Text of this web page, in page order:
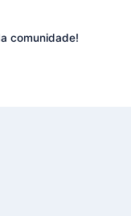
comunidade!